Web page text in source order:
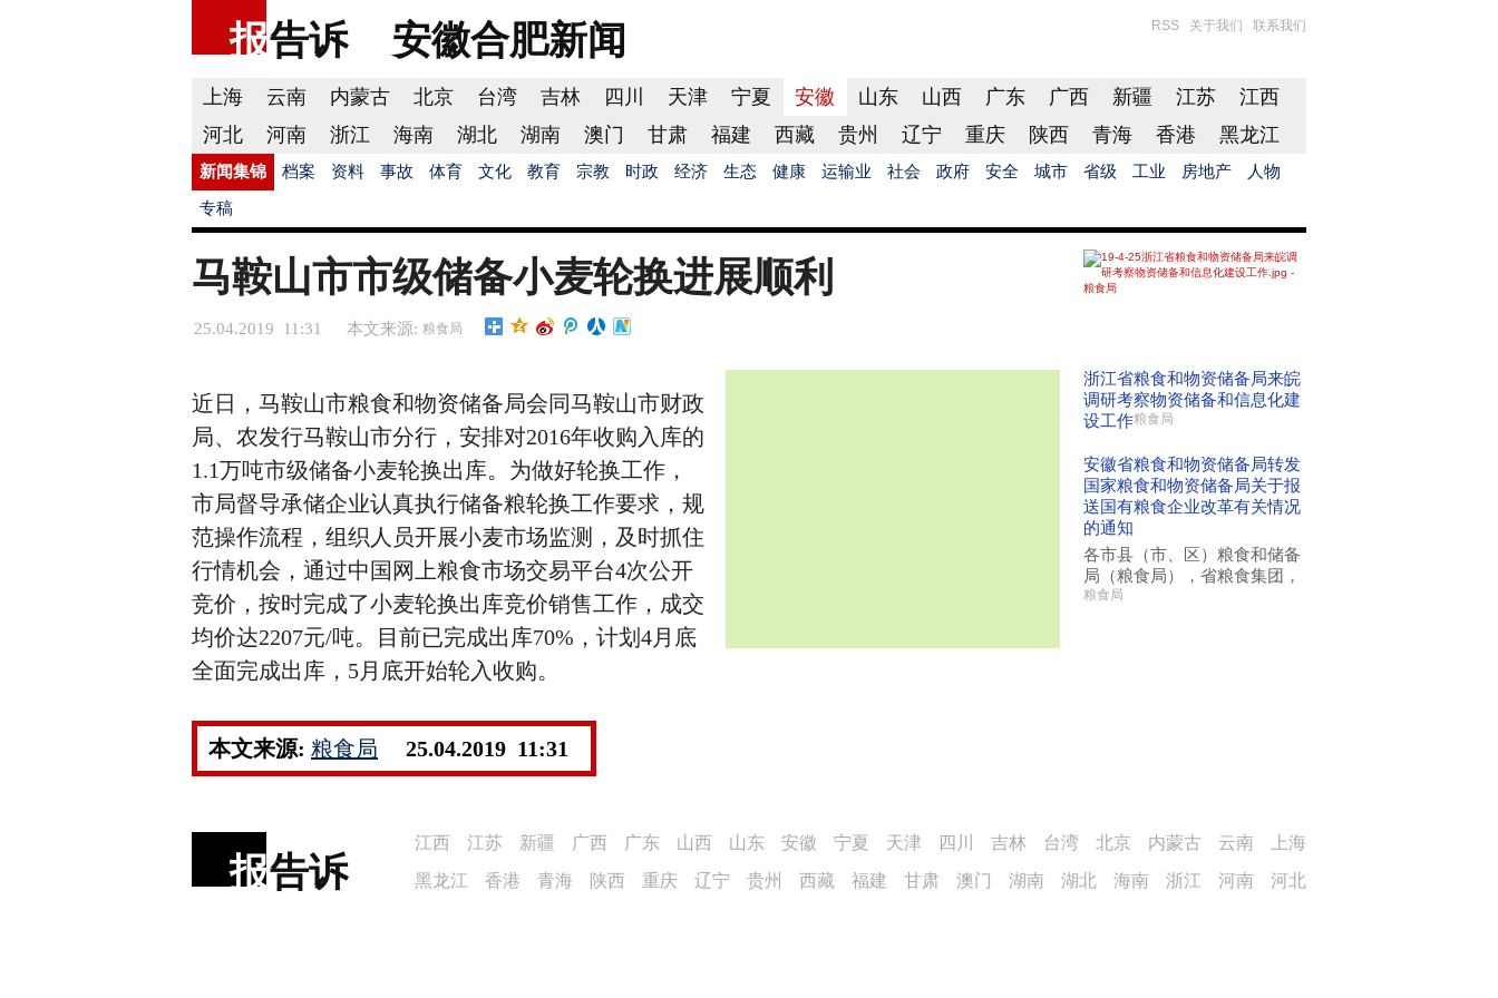
报告诉 安徽合肥新闻 RSS 关于我们 联系我们
上海 云南 内蒙古 北京 台湾 吉林 四川 天津 宁夏 安徽 山东 山西 广东 广西 新疆 江苏
江西
河北
河南 浙江 海南 湖北 湖南 澳门 甘肃 福建 西藏 贵州 辽宁 重庆 陕西 青海 香港 黑龙江
新闻集锦 档案 资料 事故 体育 文化 教育 宗教 时政 经济 生态 健康 运输业 社会 政府 安全 城市 省级 工业 房地产 人物
专稿
马鞍山市市级储备小麦轮换进展顺利
25.04.2019 11:31 本文来源: 粮食局
近日，马鞍山市粮食和物资储备局会同马鞍山市财政
局、农发行马鞍山市分行，安排对2016年收购入库的
1.1万吨市级储备小麦轮换出库。为做好轮换工作，
市局督导承储企业认真执行储备粮轮换工作要求，规
范操作流程，组织人员开展小麦市场监测，及时抓住
行情机会，通过中国网上粮食市场交易平台4次公开
竞价，按时完成了小麦轮换出库竞价销售工作，成交
均价达2207元/吨。目前已完成出库70%，计划4月底
全面完成出库，5月底开始轮入收购。
本文来源: 粮食局 25.04.2019 11:31
浙江省粮食和物资储备局来皖
调研考察物资储备和信息化建
设工作粮食局
安徽省粮食和物资储备局转发
国家粮食和物资储备局关于报
送国有粮食企业改革有关情况
的通知
各市县（市、区）粮食和储备
局（粮食局），省粮食集团，
粮食局
报告诉
上海
云南
内蒙古
北京
台湾
吉林
四川
天津
宁夏
安徽
山东
山西
广东
广西
新疆
江苏
江西
河北
河南
浙江
海南
湖北
湖南
澳门
甘肃
福建
西藏
贵州
辽宁
重庆
陕西
青海
香港
黑龙江